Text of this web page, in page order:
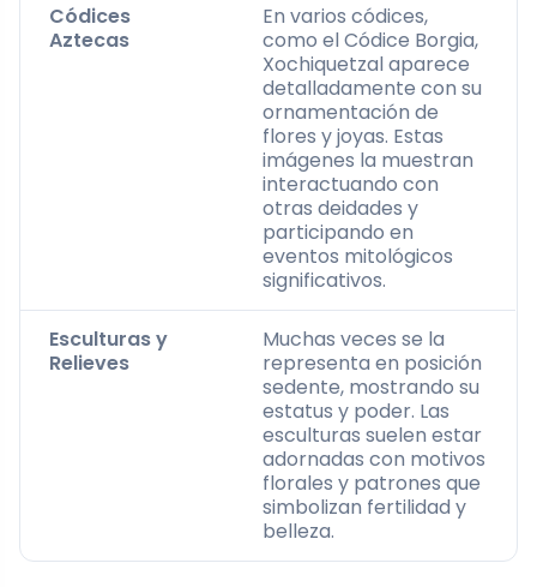
Códices
Aztecas
En varios códices,
como el Códice Borgia,
Xochiquetzal aparece
detalladamente con su
ornamentación de
flores y joyas. Estas
imágenes la muestran
interactuando con
otras deidades y
participando en
eventos mitológicos
significativos.
Esculturas y
Relieves
Muchas veces se la
representa en posición
sedente, mostrando su
estatus y poder. Las
esculturas suelen estar
adornadas con motivos
florales y patrones que
simbolizan fertilidad y
belleza.